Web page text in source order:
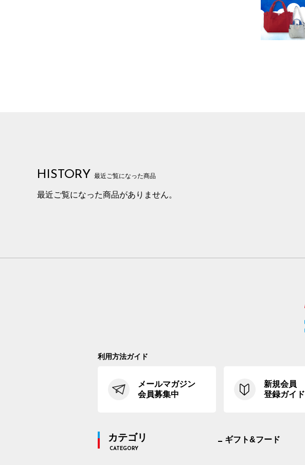
HISTORY 最近ご覧になった商品
最近ご覧になった商品がありません。
利用方法ガイド
メールマガジン
会員募集中
新規会員
登録ガイド
カテゴリ
CATEGORY
ギフト&フード